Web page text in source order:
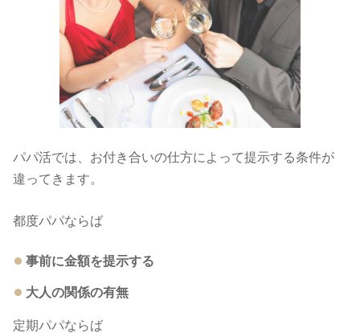
パパ活では、お付き合いの仕方によって提示する条件が
違ってきます。
都度パパならば
事前に金額を提示する
大人の関係の有無
定期パパならば